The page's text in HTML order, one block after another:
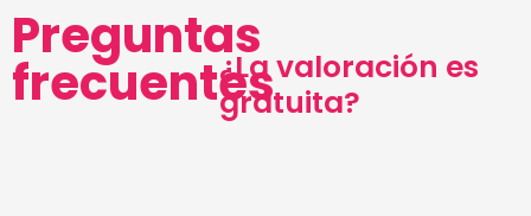
Preguntas
frecuentes¿La valoración es
gratuita?